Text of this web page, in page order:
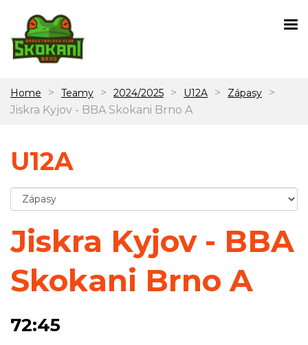
Home > Teamy > 2024/2025 > U12A > Zápasy
>
Jiskra Kyjov - BBA Skokani Brno A
U12A
Jiskra Kyjov - BBA
Skokani Brno A
72:45